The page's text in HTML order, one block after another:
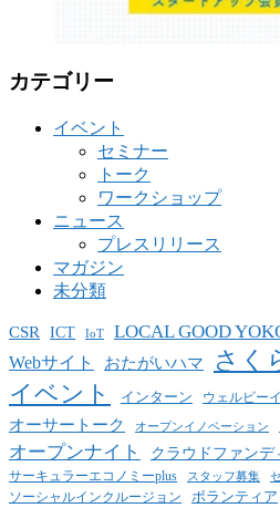
カテゴリー
イベント
セミナー
トーク
ワークショップ
ニュース
プレスリリース
マガジン
未分類
CSR ICT IoT LOCAL GOOD
Webサイト おたがいハマ さく
イベント インターン ウェルビー
オーサートーク オープンイノベーション
オープンナイト クラウドファンデ
サーキュラーエコノミーplus スタッフ募集
ソーシャルインクルージョン ボランティア